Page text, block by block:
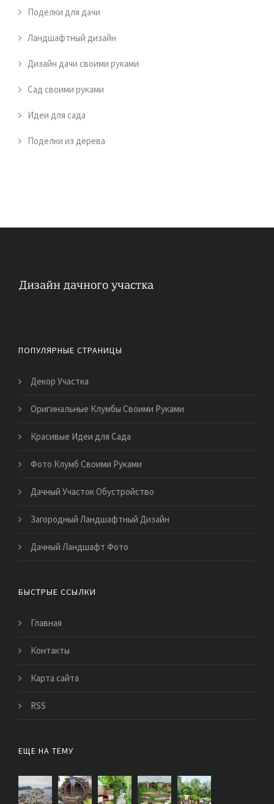
Поделки для дачи
Ландшафтный дизайн
Дизайн дачи своими руками
Сад своими руками
Идеи для сада
Поделки из дерева
ПОПУЛЯРНЫЕ СТРАНИЦЫ
Декор Участка
Оригинальные Клумбы Своими Руками
Красивые Идеи для Сада
Фото Клумб Своими Руками
Дачный Участок Обустройство
Загородный Ландшафтный Дизайн
Дачный Ландшафт Фото
БЫСТРЫЕ ССЫЛКИ
Главная
Контакты
Карта сайта
RSS
ЕЩЕ НА ТЕМУ